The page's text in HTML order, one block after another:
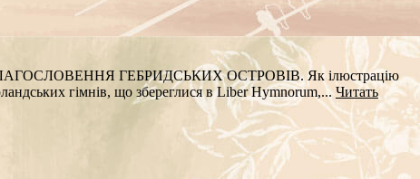
ГЕБРИДСЬКИХ ОСТРОВІВ. Як ілюстрацію
гімнів, що збереглися в Liber Hymnorum,...Читать